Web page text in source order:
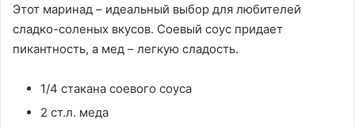
Этот маринад – идеальный выбор для любителей
сладко-соленых вкусов. Соевый соус придает
пикантность, а мед – легкую сладость.
1/4 стакана соевого соуса
2 ст.л. меда